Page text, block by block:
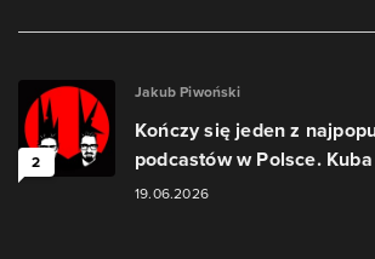
2
Jakub Piwoński
Kończy się jeden z
podcastów w Polsce.
19.06.2026